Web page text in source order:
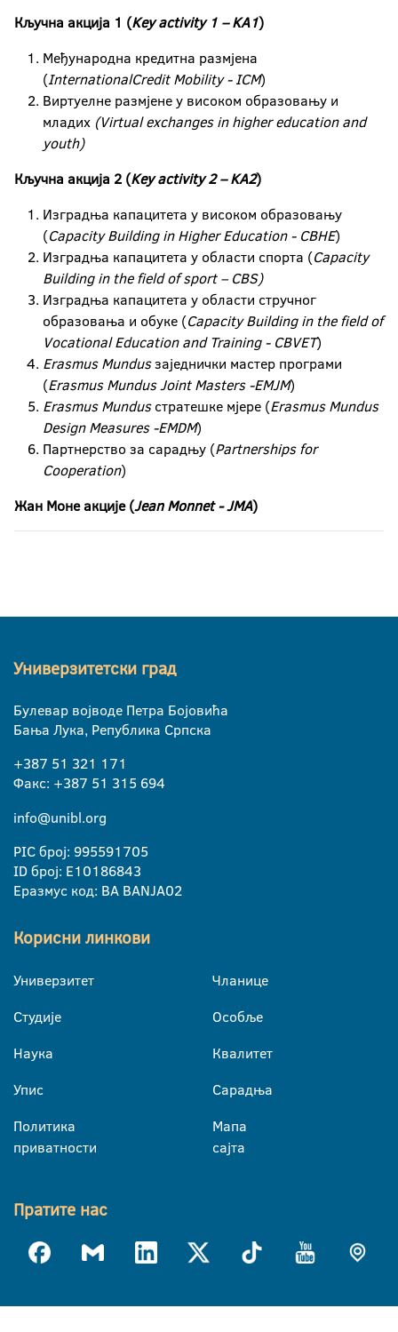
Кључна акција 1 (Key activity 1 – KA1)
Међународна кредитна размјена
(InternationalCredit Mobility - ICM)
Виртуелне размјене у високом образовању и
младих (Virtual exchanges in higher education and
youth)
Кључна акција 2 (Key activity 2 – KA2)
Изградња капацитета у високом образовању
(Capacity Building in Higher Education - CBHE)
Изградња капацитета у области спорта (Capacity
Building in the field of sport – CBS)
Изградња капацитета у области стручног
образовања и обуке (Capacity Building in the field of
Vocational Education and Training - CBVET)
Erasmus Mundusзаједнички мастер програми
(Erasmus MundusJoint Masters -EMJM)
Erasmus Mundusстратешке мјере (Erasmus Mundus
Design Measures -EMDM)
Партнерство за сарадњу (Partnerships for
Cooperation)
Жан Моне акције (Jean Monnet - JMA)
Универзитетски град
Булевар војводе Петра Бојовића
Бања Лука, Република Српска
+387 51 321 171
Факс: +387 51 315 694
info@unibl.org
PIC број: 995591705
ID број: E10186843
Еразмус код: BA BANJA02
Корисни линкови
Универзитет
Студије
Наука
Упис
Политика
приватности
Чланице
Особље
Квалитет
Сарадња
Мапа
сајта
Пратите нас